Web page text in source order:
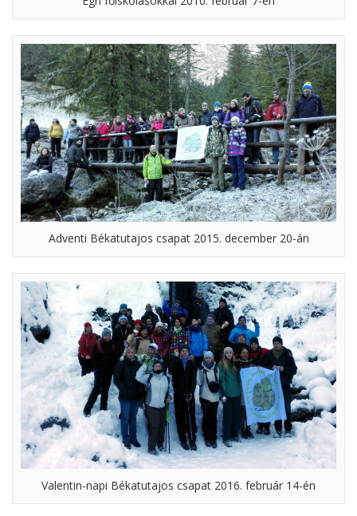
Adventi Békatutajos csapat 2015. december 20-án
Valentin-napi Békatutajos csapat 2016. február 14-én